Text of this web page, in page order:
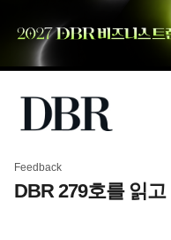
Feedback
DBR 279호를 읽고